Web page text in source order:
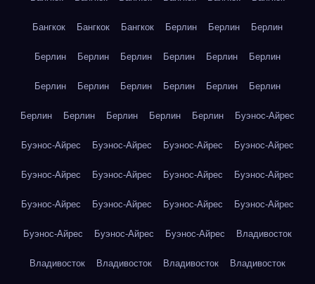
Бангкок Бангкок Бангкок Берлин Берлин Берлин
Берлин Берлин Берлин Берлин Берлин Берлин
Берлин Берлин Берлин Берлин Берлин Берлин
Берлин Берлин Берлин Берлин Берлин Буэнос-Айрес
Буэнос-Айрес Буэнос-Айрес Буэнос-Айрес Буэнос-Айрес
Буэнос-Айрес Буэнос-Айрес Буэнос-Айрес Буэнос-Айрес
Буэнос-Айрес Буэнос-Айрес Буэнос-Айрес Буэнос-Айрес
Буэнос-Айрес Буэнос-Айрес Буэнос-Айрес Владивосток
Владивосток Владивосток Владивосток Владивосток